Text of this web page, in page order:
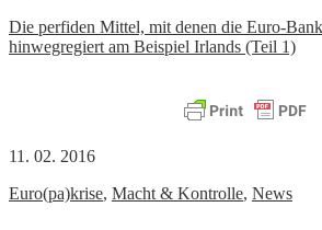
Die perfiden Mittel, mit denen die Euro-
hinwegregiert am Beispiel Irlands (Teil 1)
11. 02. 2016
Euro(pa)krise, Macht & Kontrolle, News